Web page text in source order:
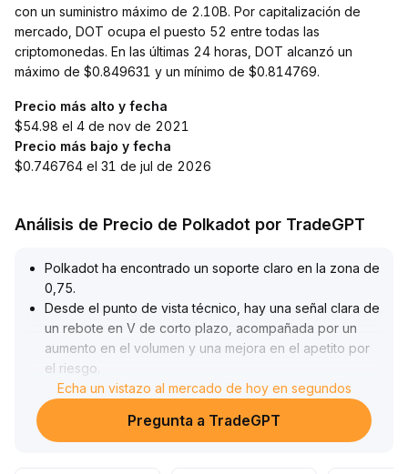
con un suministro máximo de 2.10B. Por capitalización de
mercado, DOT ocupa el puesto 52 entre todas las
criptomonedas. En las últimas 24 horas, DOT alcanzó un
máximo de $0.849631 y un mínimo de $0.814769.
Precio más alto y fecha
$54.98 el 4 de nov de 2021
Precio más bajo y fecha
$0.746764 el 31 de jul de 2026
Análisis de Precio de Polkadot por TradeGPT
Polkadot ha encontrado un soporte claro en la zona de
0,75.
Desde el punto de vista técnico, hay una señal clara de
un rebote en V de corto plazo, acompañada por un
aumento en el volumen y una mejora en el apetito por
el riesgo
Se recomienda monitorear la sostenibilidad de una
posible ruptura en la zona de 0,85–0,90
Si la subida encuentra resistencia, podría haber una
Echa un vistazo al mercado de hoy en segundos
Pregunta a TradeGPT